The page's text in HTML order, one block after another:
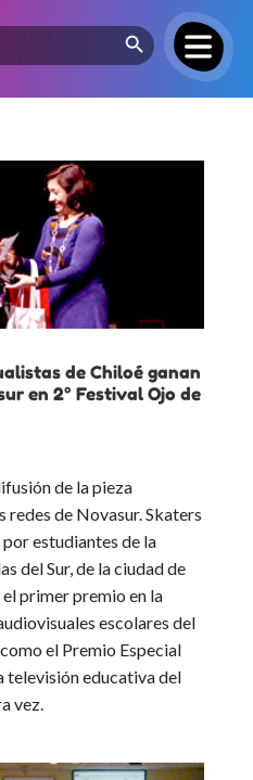
Search Button
de Chiloé ganan
en 2° Festival Ojo de
de la pieza
redes de Novasur. Skaters
estudiantes de la
del Sur, de la ciudad de
primer premio en la
escolares del
el Premio Especial
televisión educativa del
vez.